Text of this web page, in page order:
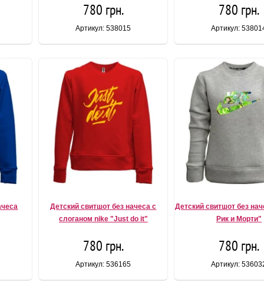
780 грн.
Артикул: 538015
780 грн.
Артикул:
Детский свитшот без начеса с
слоганом nike "Just do it"
780 грн.
Артикул: 536165
Детский свитшот без
Рик и Морти"
780 грн.
Артикул: